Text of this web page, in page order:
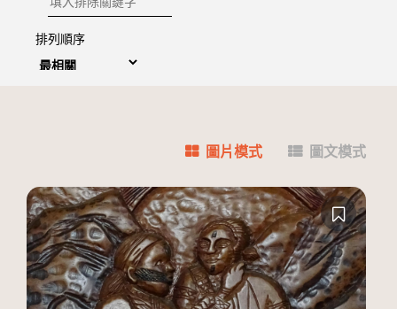
排列順序
圖片模式 圖文模式